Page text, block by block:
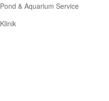
Pond & Aquarium Service
Klinik